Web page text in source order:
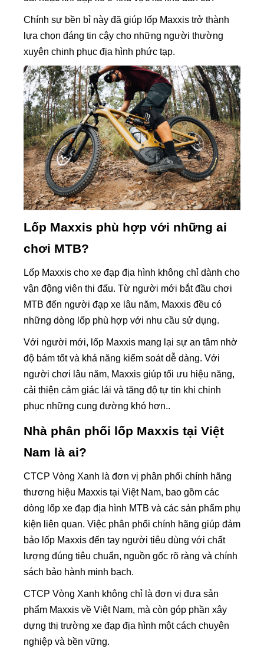
Chính sự bền bỉ này đã giúp lốp Maxxis trở thành
lựa chọn đáng tin cậy cho những người thường
xuyên chinh phục địa hình phức tạp.
Lốp Maxxis phù hợp với những ai
chơi MTB?
Lốp Maxxis cho xe đạp địa hình không chỉ dành cho
vận động viên thi đấu. Từ người mới bắt đầu chơi
MTB đến người đạp xe lâu năm, Maxxis đều có
những dòng lốp phù hợp với nhu cầu sử dụng.
Với người mới, lốp Maxxis mang lại sự an tâm nhờ
độ bám tốt và khả năng kiểm soát dễ dàng. Với
người chơi lâu năm, Maxxis giúp tối ưu hiệu năng,
cải thiện cảm giác lái và tăng độ tự tin khi chinh
phục những cung đường khó hơn..
Nhà phân phối lốp Maxxis tại Việt
Nam là ai?
CTCP Vòng Xanh là đơn vị phân phối chính hãng
thương hiệu Maxxis tại Việt Nam, bao gồm các
dòng lốp xe đạp địa hình MTB và các sản phẩm phụ
kiện liên quan. Việc phân phối chính hãng giúp đảm
bảo lốp Maxxis đến tay người tiêu dùng với chất
lượng đúng tiêu chuẩn, nguồn gốc rõ ràng và chính
sách bảo hành minh bạch.
CTCP Vòng Xanh không chỉ là đơn vị đưa sản
phẩm Maxxis về Việt Nam, mà còn góp phần xây
dựng thị trường xe đạp địa hình một cách chuyên
nghiệp và bền vững.